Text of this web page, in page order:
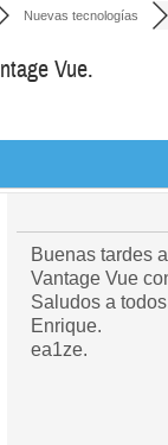
Nuevas tecnologías
Vue.
Buenas tardes
Vantage Vue
Saludos a
Enrique.
ea1ze.